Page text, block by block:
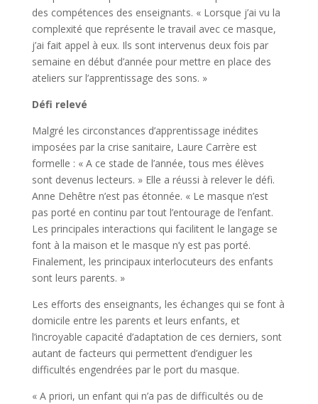
des compétences des enseignants. « Lorsque j’ai vu la
complexité que représente le travail avec ce masque,
j’ai fait appel à eux. Ils sont intervenus deux fois par
semaine en début d’année pour mettre en place des
ateliers sur l’apprentissage des sons. »
Défi relevé
Malgré les circonstances d’apprentissage inédites
imposées par la crise sanitaire, Laure Carrère est
formelle : « A ce stade de l’année, tous mes élèves
sont devenus lecteurs. » Elle a réussi à relever le défi.
Anne Dehêtre n’est pas étonnée. « Le masque n’est
pas porté en continu par tout l’entourage de l’enfant.
Les principales interactions qui facilitent le langage se
font à la maison et le masque n’y est pas porté.
Finalement, les principaux interlocuteurs des enfants
sont leurs parents. »
Les efforts des enseignants, les échanges qui se font à
domicile entre les parents et leurs enfants, et
l’incroyable capacité d’adaptation de ces derniers, sont
autant de facteurs qui permettent d’endiguer les
difficultés engendrées par le port du masque.
« A priori, un enfant qui n’a pas de difficultés ou de